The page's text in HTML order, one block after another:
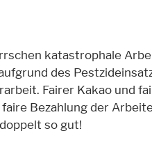
katastrophale
des
Fairer Kakao und
Bezahlung der
so gut!